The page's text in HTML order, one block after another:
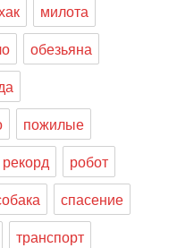
милота
обезьяна
пожилые
рекорд
робот
спасение
транспорт